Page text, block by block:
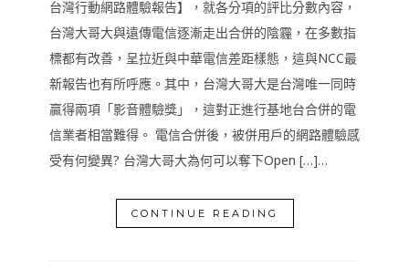
台灣行動網路體驗報告】，就各分項的評比分數內容，
台灣大哥大與遠傳電信逐漸走出合併的陰霾，在多數指
標都有改善，呈拉近與中華電信差距樣態，這與NCC最
新報告也有所呼應。其中，台灣大哥大是台灣唯一同時
贏得兩項「影音體驗獎」，這對正進行基地台合併的電
信業者相當難得。 電信合併後，被併用戶的網路體驗感
受有何變異? 台灣大哥大為何可以奪下Open […]…
CONTINUE READING